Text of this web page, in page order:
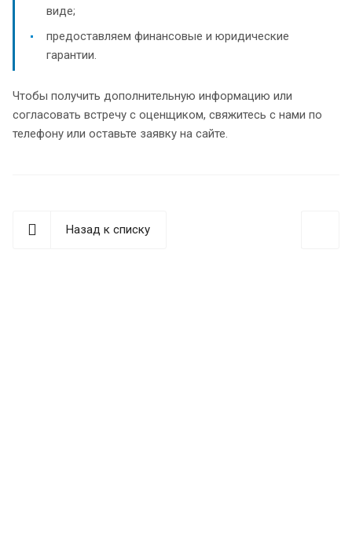
виде;
предоставляем финансовые и юридические
гарантии.
Чтобы получить дополнительную информацию или
согласовать встречу с оценщиком, свяжитесь с нами по
телефону или оставьте заявку на сайте.
Назад к списку